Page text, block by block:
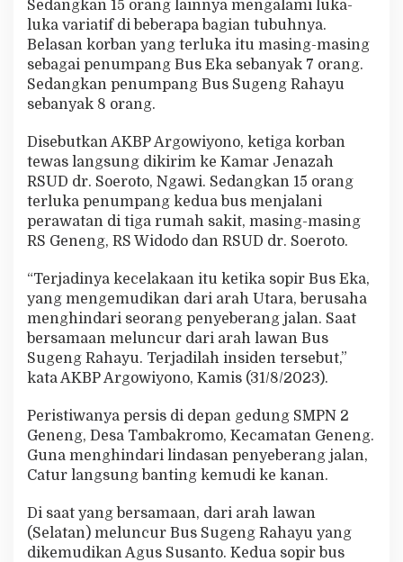
Sedangkan 15 orang lainnya mengalami luka-
luka variatif di beberapa bagian tubuhnya.
Belasan korban yang terluka itu masing-masing
sebagai penumpang Bus Eka sebanyak 7 orang.
Sedangkan penumpang Bus Sugeng Rahayu
sebanyak 8 orang.
Disebutkan AKBP Argowiyono, ketiga korban
tewas langsung dikirim ke Kamar Jenazah
RSUD dr. Soeroto, Ngawi. Sedangkan 15 orang
terluka penumpang kedua bus menjalani
perawatan di tiga rumah sakit, masing-masing
RS Geneng, RS Widodo dan RSUD dr. Soeroto.
“Terjadinya kecelakaan itu ketika sopir Bus Eka,
yang mengemudikan dari arah Utara, berusaha
menghindari seorang penyeberang jalan. Saat
bersamaan meluncur dari arah lawan Bus
Sugeng Rahayu. Terjadilah insiden tersebut,”
kata AKBP Argowiyono, Kamis (31/8/2023).
Peristiwanya persis di depan gedung SMPN 2
Geneng, Desa Tambakromo, Kecamatan Geneng.
Guna menghindari lindasan penyeberang jalan,
Catur langsung banting kemudi ke kanan.
Di saat yang bersamaan, dari arah lawan
(Selatan) meluncur Bus Sugeng Rahayu yang
dikemudikan Agus Susanto. Kedua sopir bus